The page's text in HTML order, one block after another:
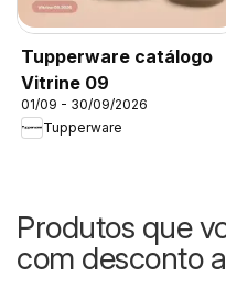
Tupperware catálogo
Vitrine 09
01/09 - 30/09/2026
Tupperware
Produtos que
com desconto